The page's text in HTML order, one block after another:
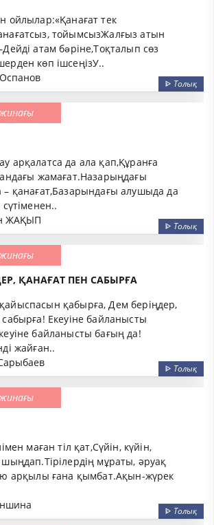
ойлылар:«Қанағат тек
тойымсызЖалғыз атын
атам бəріне,Тоқталып сөз
көп ішсеңізУ..
ᐈ Толық
арқалатса да ала қап,Құранға
жамағат.Назарыңдағы
– қанағат,Базарындағы алушыда да
ЖАҚЫП ᐈ Толық
ҚАНАҒАТ ПЕН САБЫРҒА
қабырға, Дем беріңдер,
Екеуіне байланысты
байланысты бағың да!
жайған..
ᐈ Толық
маған тіл қат,Сүйін, күйін,
мұраты, әруақ
арқылы ғана қымбат.Ақын-жүрек
ᐈ Толық